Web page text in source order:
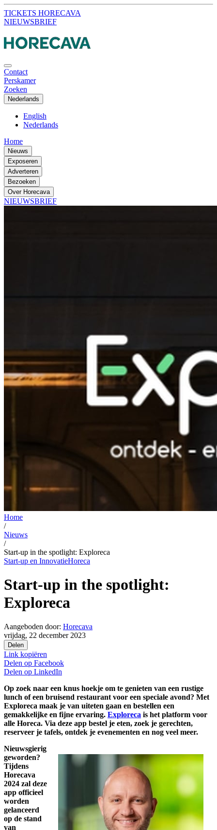
TICKETS HORECAVA
NIEUWSBRIEF
Contact
Perskamer
Zoeken
Nederlands
English
Nederlands
Home
Nieuws
Exposeren
Adverteren
Bezoeken
Over Horecava
NIEUWSBRIEF
Home
/
Nieuws
/
Start-up in the spotlight: Exploreca
Start-up en InnovatieHoreca
Start-up in the spotlight:
Exploreca
Aangeboden door: Horecava
vrijdag, 22 december 2023
Delen
Link kopiëren
Delen op Facebook
Delen op LinkedIn
Op zoek naar een knus hoekje om te genieten van een rustige
lunch of een bruisend restaurant voor een speciale avond? Met
Exploreca maak je van uiteten gaan en bestellen een
gemakkelijke en fijne ervaring. Exploreca is het platform voor
alle Horeca. Via deze app bestel je eten, zoek je gerechten,
reserveer je tafels, ontdek je evenementen en nog veel meer.
Nieuwsgierig
geworden?
Tijdens
Horecava
2024 zal deze
app officieel
worden
gelanceerd
op de stand
van